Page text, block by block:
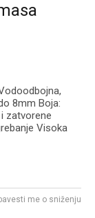
8mm Boja:
zatvorene
Visoka
me o sniženju